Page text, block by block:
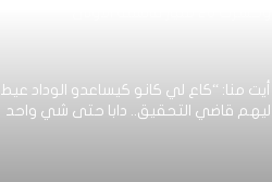
أيت منا: “كاع لي كانو كيساعدو الوداد عيط
ليهم قاضي التحقيق.. دابا حتى شي واحد